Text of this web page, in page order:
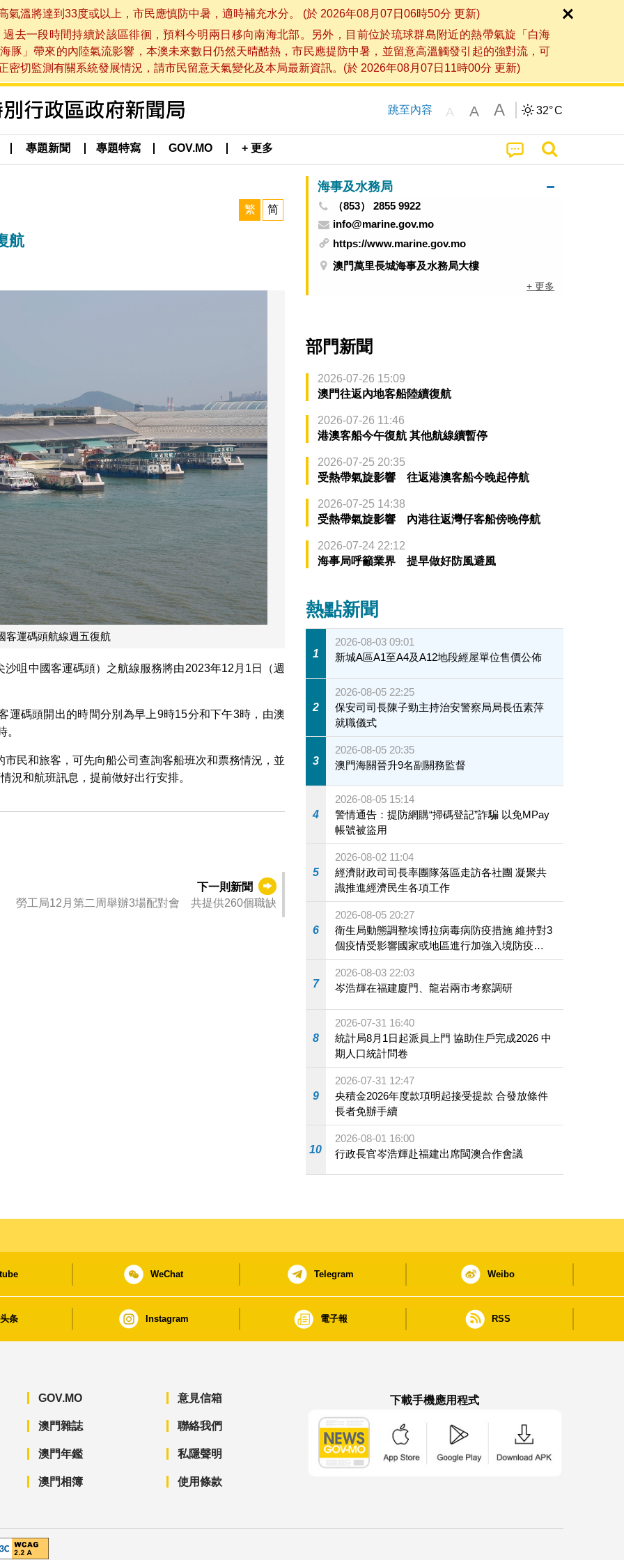
氣溫將達到33度或以上，市民應慎防中暑，適時補充水分。 (於 2026年08月07日06時50分 更新)
去一段時間持續於該區徘徊，預料今明兩日移向南海北部。另外，目前位於琉球群島附近的熱帶氣旋「白海
豚」帶來的內陸氣流影響，本澳未來數日仍然天晴酷熱，市民應提防中暑，並留意高溫觸發引起的強對流，可
密切監測有關系統發展情況，請市民留意天氣變化及本局最新資訊。(於 2026年08月07日11時00分 更新)
跳至內容 A A A 32°C
專題新聞 專題特寫 GOV.MO + 更多
繁 简
航
客運碼頭航線週五復航
咀中國客運碼頭）之航線服務將由2023年12月1日（週
運碼頭開出的時間分別為早上9時15分和下午3時，由澳
。
民和旅客，可先向船公司查詢客船班次和票務情況，並
況和航班訊息，提前做好出行安排。
下一則新聞
勞工局12月第二周舉辦3場配對會 共提供260個職缺
海事及水務局
（853） 2855 9922
info@marine.gov.mo
https://www.marine.gov.mo
澳門萬里長城海事及水務局大樓
+ 更多
部門新聞
2026-07-26 15:09
澳門往返內地客船陸續復航
2026-07-26 11:46
港澳客船今午復航 其他航線續暫停
2026-07-25 20:35
受熱帶氣旋影響 往返港澳客船今晚起停航
2026-07-25 14:38
受熱帶氣旋影響 內港往返灣仔客船傍晚停航
2026-07-24 22:12
海事局呼籲業界 提早做好防風避風
熱點新聞
1
2026-08-03 09:01
新城A區A1至A4及A12地段經屋單位售價公佈
2
2026-08-05 22:25
保安司司長陳子勁主持治安警察局局長伍素萍
就職儀式
3
2026-08-05 20:35
澳門海關晉升9名副關務監督
4
2026-08-05 15:14
警情通告：提防網購“掃碼登記”詐騙 以免MPay
帳號被盜用
5
2026-08-02 11:04
經濟財政司司長率團隊落區走訪各社團 凝聚共
識推進經濟民生各項工作
6
2026-08-05 20:27
衛生局動態調整埃博拉病毒病防疫措施 維持對3
個疫情受影響國家或地區進行加強入境防疫措
施
7
2026-08-03 22:03
岑浩輝在福建廈門、龍岩兩市考察調研
8
2026-07-31 16:40
統計局8月1日起派員上門 協助住戶完成2026 中
期人口統計問卷
9
2026-07-31 12:47
央積金2026年度款項明起接受提款 合發放條件
長者免辦手續
10
2026-08-01 16:00
行政長官岑浩輝赴福建出席閩澳合作會議
WeChat Telegram Weibo
条 Instagram 電子報 RSS
GOV.MO
澳門雜誌
澳門年鑑
澳門相簿
意見信箱
聯絡我們
私隱聲明
使用條款
下載手機應用程式